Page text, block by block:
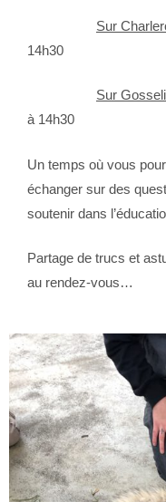
Sur
14h30
Sur
à 14h30
Un temps où vous
échanger sur des
soutenir dans
Partage de trucs et
au rendez-vous…